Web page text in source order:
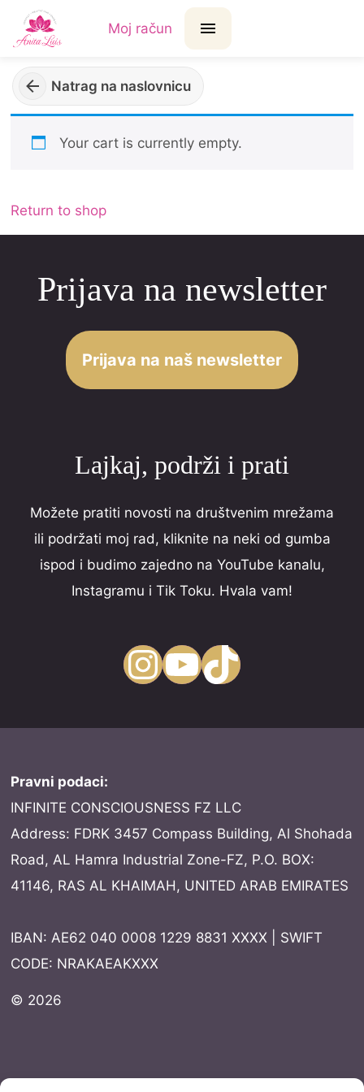
Moj račun
Natrag na naslovnicu
Your cart is currently empty.
Return to shop
Prijava na newsletter
Prijava na naš newsletter
Lajkaj, podrži i prati
Možete pratiti novosti na društvenim mrežama
ili podržati moj rad, kliknite na neki od gumba
ispod i budimo zajedno na YouTube kanalu,
Instagramu i Tik Toku. Hvala vam!
InstagramYouTube TikTok
Pravni podaci:
INFINITE CONSCIOUSNESS FZ LLC
Address: FDRK 3457 Compass Building, Al Shohada
Road, AL Hamra Industrial Zone-FZ, P.O. BOX:
41146, RAS AL KHAIMAH, UNITED ARAB EMIRATES
IBAN: AE62 040 0008 1229 8831 XXXX | SWIFT
CODE: NRAKAEAKXXX
© 2026